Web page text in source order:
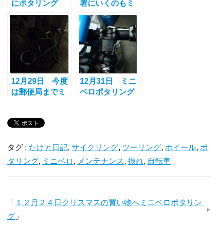
にポタリング
ロード20とMV-
Cを比べてみて
署にいくのもミ
ニベロポタリン
グ
12月29日 今度
は郵便局までミ
12月31日 ミニ
ベロポタリング
タグ : たけと日記, サイクリング, ツーリング, ホイール, ポ
タリング, ミニベロ , メンテナンス, 振れ, 自転車
「 １２月２４日クリスマスの買い物へミニベロポタリン
グ 」